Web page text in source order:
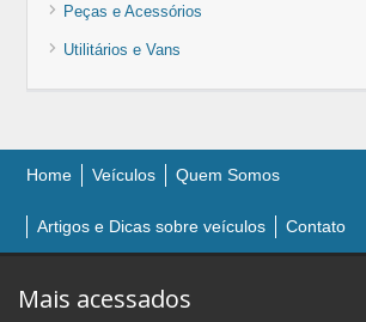
Peças e Acessórios
Utilitários e Vans
Home Veículos Quem Somos
Artigos e Dicas sobre veículos Contato
Mais acessados